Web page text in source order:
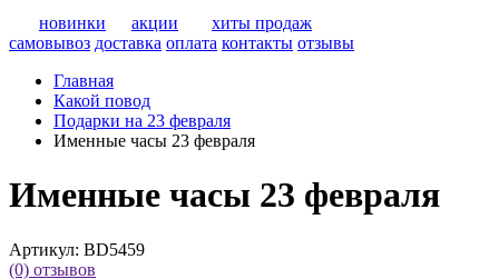
новинки акции
хиты продаж
самовывоз доставка оплата контакты отзывы
Главная
Какой повод
Подарки на 23 февраля
Именные часы 23 февраля
Именные часы 23 февраля
Артикул: BD5459
(0) отзывов